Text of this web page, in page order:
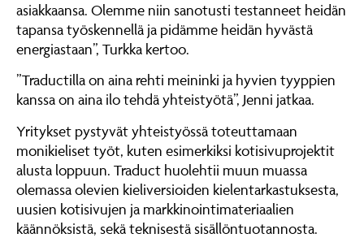
asiakkaansa. Olemme niin sanotusti testanneet heidän
tapansa työskennellä ja pidämme heidän hyvästä
energiastaan”, Turkka kertoo.
”Traductilla on aina rehti meininki ja hyvien tyyppien
kanssa on aina ilo tehdä yhteistyötä”, Jenni jatkaa.
Yritykset pystyvät yhteistyössä toteuttamaan
monikieliset työt, kuten esimerkiksi kotisivuprojektit
alusta loppuun. Traduct huolehtii muun muassa
olemassa olevien kieliversioiden kielentarkastuksesta,
uusien kotisivujen ja markkinointimateriaalien
käännöksistä, sekä teknisestä sisällöntuotannosta.